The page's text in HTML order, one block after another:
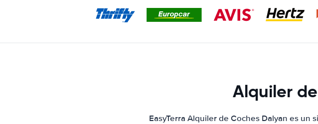
Alquiler
EasyTerra Alquiler de Coches Dalyan es